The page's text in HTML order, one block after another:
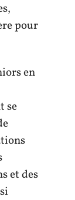
pour
en
se
et des